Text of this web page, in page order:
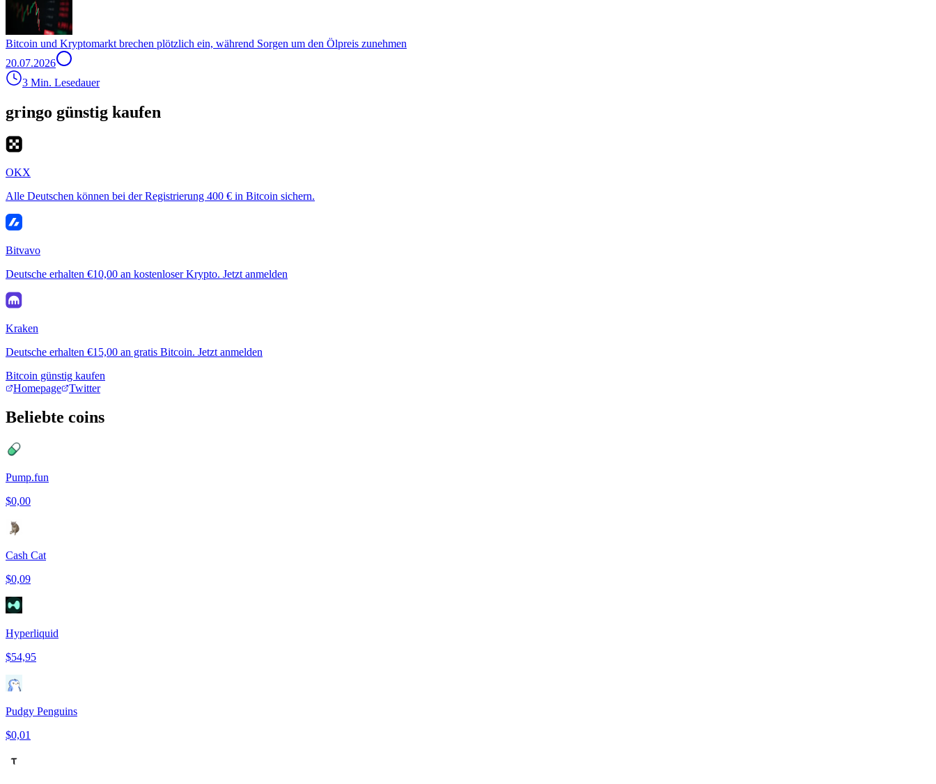
Bitcoin und Kryptomarkt brechen plötzlich ein, während Sorgen um den Ölpreis zunehmen
20.07.2026
3 Min. Lesedauer
gringo günstig kaufen
OKX
Alle Deutschen können bei der Registrierung 400 € in Bitcoin sichern.
Bitvavo
Deutsche erhalten €10,00 an kostenloser Krypto. Jetzt anmelden
Kraken
Deutsche erhalten €15,00 an gratis Bitcoin. Jetzt anmelden
Bitcoin günstig kaufen
Homepage
Twitter
Beliebte coins
Pump.fun
$0,00
Cash Cat
$0,09
Hyperliquid
$54,95
Pudgy Penguins
$0,01